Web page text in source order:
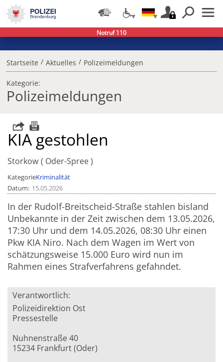
Startseite / Aktuelles / Polizeimeldungen
Kategorie:
Polizeimeldungen
KIA gestohlen
Storkow Oder-Spree
KategorieKriminalität
Datum 15.05.2026
In der Rudolf-Breitscheid-Straße stahlen bisland
Unbekannte in der Zeit zwischen dem 13.05.2026,
17:30 Uhr und dem 14.05.2026, 08:30 Uhr einen
Pkw KIA Niro. Nach dem Wagen im Wert von
schätzungsweise 15.000 Euro wird nun im
Rahmen eines Strafverfahrens gefahndet.
Verantwortlich:
Polizeidirektion Ost
Pressestelle
Nuhnenstraße 40
15234 Frankfurt (Oder)
Notruf 110